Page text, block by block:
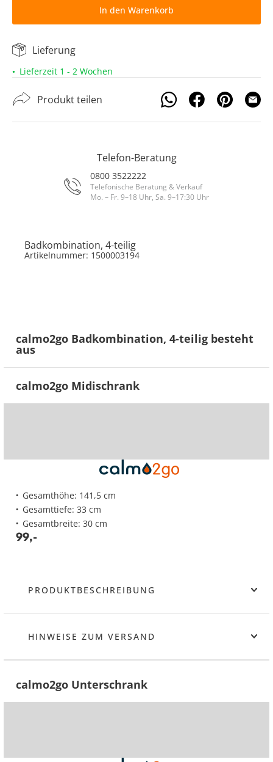
In den Warenkorb
Lieferung
Lieferzeit 1 - 2 Wochen
Produkt teilen
Telefon-Beratung
0800 3522222
Telefonische Beratung & Verkauf
Mo. – Fr. 9–18 Uhr, Sa. 9–17:30 Uhr
Badkombination, 4-teilig
Artikelnummer: 1500003194
calmo2go Badkombination, 4-teilig besteht
aus
calmo2go Midischrank
Gesamthöhe: 141,5 cm
Gesamttiefe: 33 cm
Gesamtbreite: 30 cm
99,-
PRODUKTBESCHREIBUNG
HINWEISE ZUM VERSAND
calmo2go Unterschrank